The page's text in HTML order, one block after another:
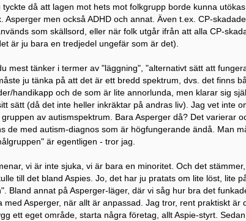
tyckte då att lagen mot hets mot folkgrupp borde kunna
Asperger men också ADHD och annat. Även t.ex. CP-
som skällsord, eller när folk utgår ifrån att alla CP-
är ju bara en tredjedel ungefär som är det).
mest tänker i termer av "läggning", "alternativt sätt att
ju tänka på att det är ett bredd spektrum, dvs. det finns
handikapp och de som är lite annorlunda, men klarar sig
sätt (då det inte heller inkräktar på andras liv). Jag vet inte
av autismspektrum. Bara Asperger då? Det varierar
de med autism-diagnos som är högfungerande ändå. Man
är egentligen - tror jag.
vi är inte sjuka, vi är bara en minoritet. Och det
till det bland Aspies. Jo, det har ju pratats om lite löst, lite
Bland annat på Asperger-läger, där vi såg hur bra det
med Asperger, när allt är anpassad. Jag tror, rent praktiskt är
ett eget område, starta några företag, allt Aspie-styrt.